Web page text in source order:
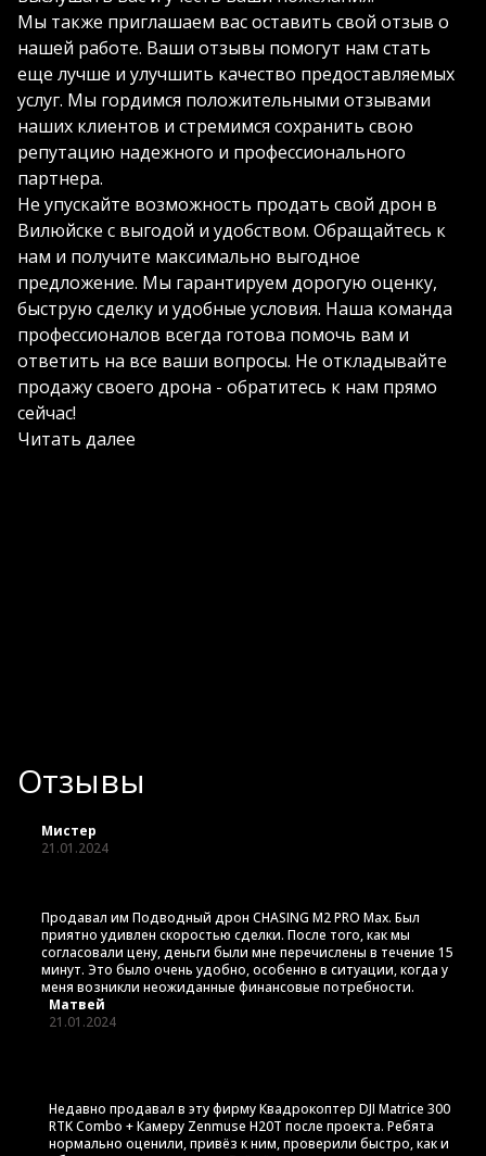
Мы также приглашаем вас оставить свой отзыв о
нашей работе. Ваши отзывы помогут нам стать
еще лучше и улучшить качество предоставляемых
услуг. Мы гордимся положительными отзывами
наших клиентов и стремимся сохранить свою
репутацию надежного и профессионального
партнера.
Не упускайте возможность продать свой дрон в
Вилюйске с выгодой и удобством. Обращайтесь к
нам и получите максимально выгодное
предложение. Мы гарантируем дорогую оценку,
быструю сделку и удобные условия. Наша команда
профессионалов всегда готова помочь вам и
ответить на все ваши вопросы. Не откладывайте
продажу своего дрона - обратитесь к нам прямо
сейчас!
Читать далее
Отзывы
Мистер
21.01.2024
Продавал им Подводный дрон CHASING M2 PRO Max. Был
приятно удивлен скоростью сделки. После того, как мы
согласовали цену, деньги были мне перечислены в течение 15
минут. Это было очень удобно, особенно в ситуации, когда у
меня возникли неожиданные финансовые потребности.
Матвей
21.01.2024
Недавно продавал в эту фирму Квадрокоптер DJI Matrice 300
RTK Combo + Камеру Zenmuse H20T после проекта. Ребята
нормально оценили, привёз к ним, проверили быстро, как и